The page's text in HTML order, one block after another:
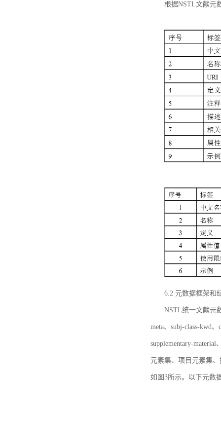
根据NSTL文献元
6.2 元数据框架和
NSTL统一文献元
meta、subj-class-kwd
supplementary-
元素集、项目元素集
如图3所示。以下元数